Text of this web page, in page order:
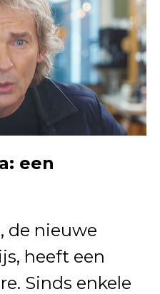
een
de nieuwe
heeft een
Sinds enkele